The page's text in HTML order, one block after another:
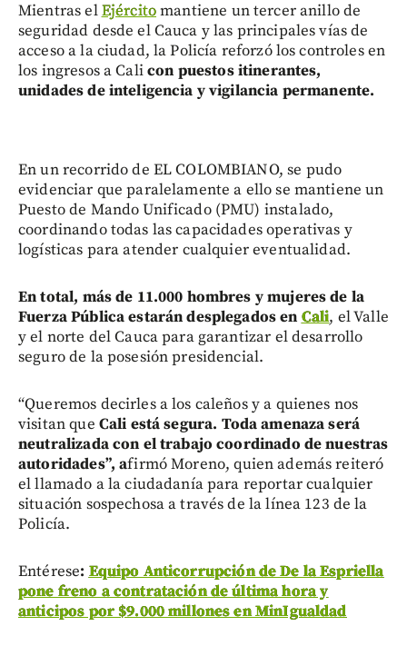
Mientras elEjércitomantiene un tercer anillo de
seguridad desde el Cauca y las principales vías de
acceso a la ciudad, la Policía reforzó los controles en
los ingresos a Calicon puestos itinerantes,
unidades de inteligencia y vigilancia permanente.
En un recorrido de EL COLOMBIANO, se pudo
evidenciar que paralelamente a ello se mantiene un
Puesto de Mando Unificado (PMU) instalado,
coordinando todas las capacidades operativas y
logísticas para atender cualquier eventualidad.
En total, más de 11.000 hombres y mujeres de la
Fuerza Pública estarán desplegados en Cali, el Valle
y el norte del Cauca para garantizar el desarrollo
seguro de la posesión presidencial.
“Queremos decirles a los caleños y a quienes nos
visitan que Cali está segura. Toda amenaza será
neutralizada con el trabajo coordinado de nuestras
autoridades”, afirmó Moreno, quien además reiteró
el llamado a la ciudadanía para reportar cualquier
situación sospechosa a través de la línea 123 de la
Policía.
Entérese: Equipo Anticorrupción de De la Espriella
pone freno a contratación de última hora y
anticipos por $9.000 millones en MinIgualdad